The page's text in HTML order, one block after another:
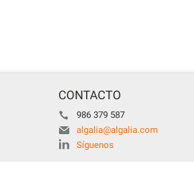
CONTACTO
986 379 587
algalia@algalia.com
Síguenos